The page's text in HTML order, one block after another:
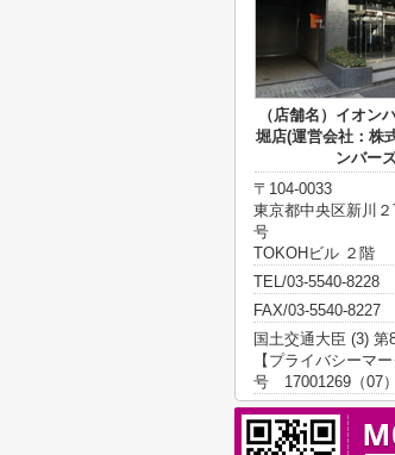
（店舗名）イオン
堀店(運営会社：株
ンバーズ
〒104-0033
東京都中央区新川
号
TOKOHビル ２階
TEL/03-5540-8228
FAX/03-5540-8227
国土交通大臣 (3) 第
【プライバシーマ
号 17001269（07）